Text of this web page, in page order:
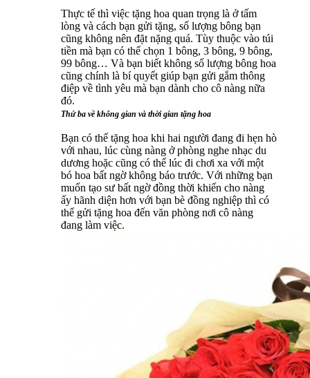
Thực tế thì việc tặng hoa quan trọng là ở tấm
lòng và cách bạn gửi tặng, số lượng bông bạn
cũng không nên đặt nặng quá. Tùy thuộc vào túi
tiền mà bạn có thể chọn 1 bông, 3 bông, 9 bông,
99 bông… Và bạn biết không số lượng bông hoa
cũng chính là bí quyết giúp bạn gửi gắm thông
điệp về tình yêu mà bạn dành cho cô nàng nữa
đó.
Thứ ba về không gian và thời gian tặng hoa
Bạn có thể tặng hoa khi hai người đang đi hẹn hò
với nhau, lúc cùng nàng ở phòng nghe nhạc du
dương hoặc cũng có thể lúc đi chơi xa với một
bó hoa bất ngờ không báo trước. Với những bạn
muốn tạo sư bất ngờ đồng thời khiến cho nàng
ấy hãnh diện hơn với bạn bè đồng nghiệp thì có
thể gửi tặng hoa đến văn phòng nơi cô nàng
đang làm việc.